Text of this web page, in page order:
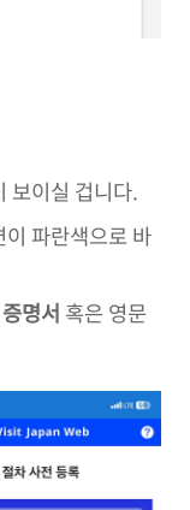
보이실 겁니다.
파란색으로 바
명서 혹은 영문